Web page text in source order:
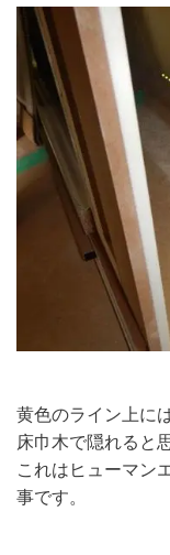
黄色のライン上に
床巾木で隠れると
これは ヒューマン
事です。